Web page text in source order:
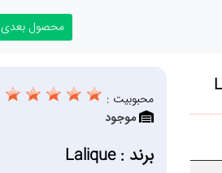
محصول بعدی
محبوبیت :
موجود
برند : Lalique